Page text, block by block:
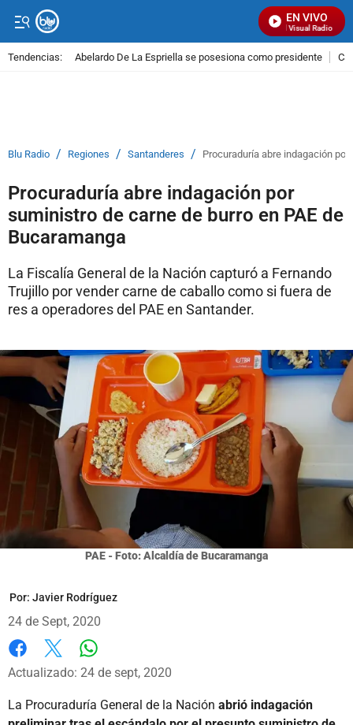
EN VIVO
Señal Visual Radio
Tendencias: Abelardo De La Espriella se posesiona como presidente
Blu Radio / Regiones / Santanderes / Procuraduría abre indagación
Procuraduría abre indagación por
suministro de carne de burro en PAE de
Bucaramanga
La Fiscalía General de la Nación capturó a Fernando
Trujillo por vender carne de caballo como si fuera de
res a operadores del PAE en Santander.
PAE - Foto: Alcaldía de Bucaramanga
Por: Javier Rodríguez
24 de Sept, 2020
Facebook
X
Actualizado: 24 de sept, 2020
La Procuraduría General de la Nación abrió indagación